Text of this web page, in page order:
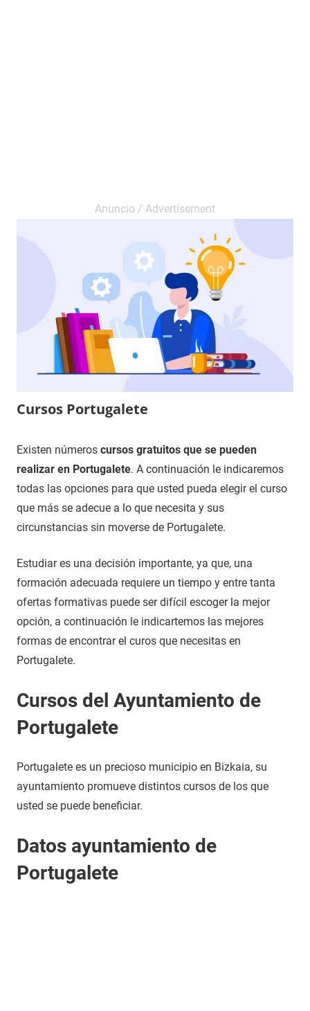
Cursos Portugalete
12
de
diciembre
2020
Maria
Cursos
en
Bizkaia
Existen números cursos gratuitos que se pueden
realizar en Portugalete. A continuación le indicaremos
todas las opciones para que usted pueda elegir el curso
que más se adecue a lo que necesita y sus
circunstancias sin moverse de Portugalete.
Estudiar es una decisión importante, ya que, una
formación adecuada requiere un tiempo y entre tanta
ofertas formativas puede ser difícil escoger la mejor
opción, a continuación le indicartemos las mejores
formas de encontrar el curos que necesitas en
Portugalete.
Cursos del Ayuntamiento de
Portugalete
Portugalete es un precioso municipio en Bizkaia, su
ayuntamiento promueve distintos cursos de los que
usted se puede beneficiar.
Datos ayuntamiento de
Portugalete